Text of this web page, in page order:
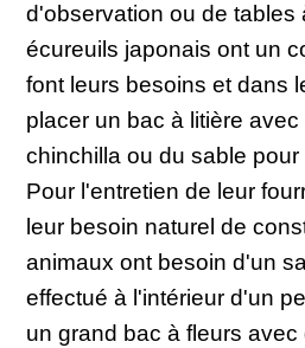
d'observation ou de tables
écureuils japonais ont un
font leurs besoins et dans
placer un bac à litière
chinchilla ou du sable
Pour l'entretien de leur
leur besoin naturel de
animaux ont besoin d'un
effectué à l'intérieur d'un
un grand bac à fleurs avec